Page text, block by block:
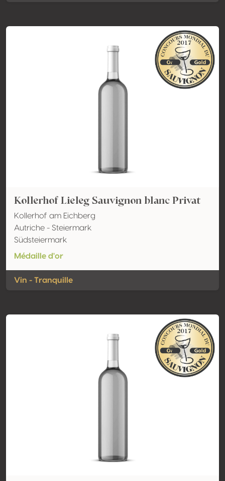
Kollerhof Lieleg Sauvignon blanc Privat
Kollerhof am Eichberg
Autriche - Steiermark
Südsteiermark
Médaille d'or
Vin - Tranquille